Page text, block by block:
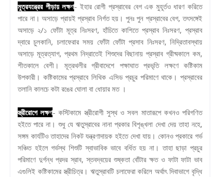
মুত্রযন্ত্রের পীড়ায় লক্ষণ- ইহার রোগী প্রস্রাবের বেগ এক মুহূর্তও ধারণ করিতে
পারে না। অসাড়ে প্রায়ই প্রস্রাব নির্গত হয়। পুনঃ পুন প্রস্রাবের বেগ, তৎসঙ্গেই
অসাড়ে ২/১ ফোঁটা মূত্র নিঃসরণ, হাঁচিতে কাশিতে প্রস্রাব নিঃসরণ, প্রস্রাব
দ্বারে চুলকানি, চলাফেরার সময় ফোঁটা ফোঁটা প্রসাব নিঃসরণ, নিদ্রিতাবস্থায়
অসাড়ে মূত্রত্যাগ, প্রথম নিদ্রাতেই শিশুদের বিছানায় প্রস্রাব গ্রীষ্মকালে কম,
শীতকালে বেশী। মূত্রথলীর গ্রীবাদেশে পক্ষাঘাত প্রভৃতি লক্ষণে কষ্টিকাম
উপকারী। কষ্টিকামের প্রস্রাবে লিথিক এসিড প্রচুর পরিমাণে থাকে। প্রস্রাবের
তলানি কালচে কটা রঙের ঘোলা বা ধোয়ার মত ।
স্ত্রীরোগে লক্ষণ- কস্টিকামে স্ত্রীরোগী সুস্থ ও সবল মাতারূপে কখনও পরিগণিত
হইতে পারে না। শুধু যে ঋতুস্রাবের নানা প্রকার বিশৃঙ্খলা দেখা দেয় তাহা নহে,
সঙ্গম কার্যটিও তাহাদের নিকট যন্ত্রণাদায়ক হইতে দেখা যায়। কোনও প্রকারে গর্ভ
সঞ্চিত হইলে গর্ভস্থ শিশুটি স্বাভাবিক ভাবে বর্ধিত হয় না। তাহা ছাড়া প্রচুর
পরিমাণে দুর্গন্ধ প্রদর স্রাব, স্তবদ্বয়ের শুষ্কতা বোঁটার ক্ষত ও ফাটা ফাটা ভাব
এগুলিই কষ্টিকামের স্ত্রীচিত্র। ঋতুস্রাবটি চলাফেরা করিলে অর্থাৎ দিবাভাগে বৃদ্ধি